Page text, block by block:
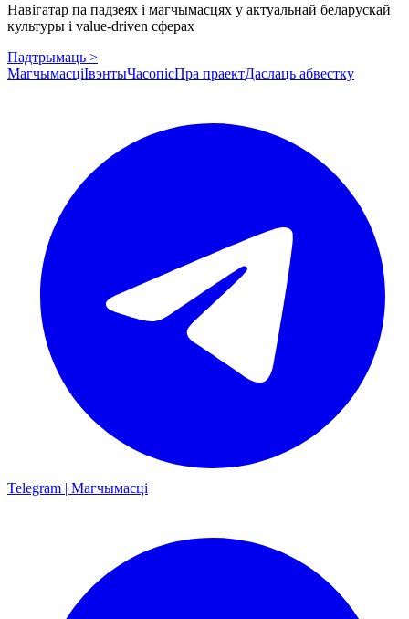
Навігатар па падзеях і магчымасцях у актуальнай беларускай
культуры і value-driven сферах
Падтрымаць >
МагчымасціІвэнтыЧасопісПра праектДаслаць абвестку
Telegram | Магчымасці